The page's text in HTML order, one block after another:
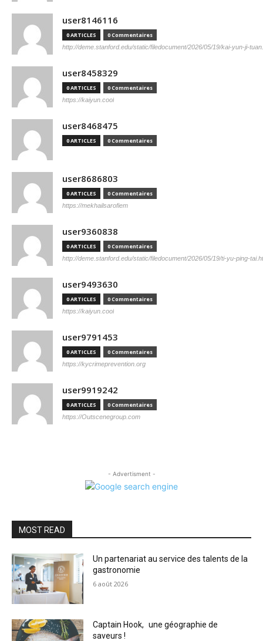
user8146116
0 ARTICLES 0 Commentaires
http://deme.stanford.edu/static/filedocument/2026/05/19/kai-yun-ji-
user8458329
0 ARTICLES 0 Commentaires
https://kaiyun.cool
user8468475
0 ARTICLES 0 Commentaires
user8686803
0 ARTICLES 0 Commentaires
https://mekhailsarofiem
user9360838
0 ARTICLES 0 Commentaires
http://deme.stanford.edu/static/filedocument/2026/05/19/ti-yu-ping-
user9493630
0 ARTICLES 0 Commentaires
https://kaiyun.cool
user9791453
0 ARTICLES 0 Commentaires
https://kycrimeprevention.org
user9919242
0 ARTICLES 0 Commentaires
https://Outscenegroup.com
- Advertisment -
MOST READ
Un partenariat au service des talents de la
gastronomie
6 août 2026
Captain Hook, une géographie de
saveurs !